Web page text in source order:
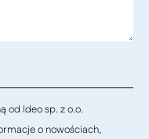
od Ideo sp. z o.o.
o nowościach,